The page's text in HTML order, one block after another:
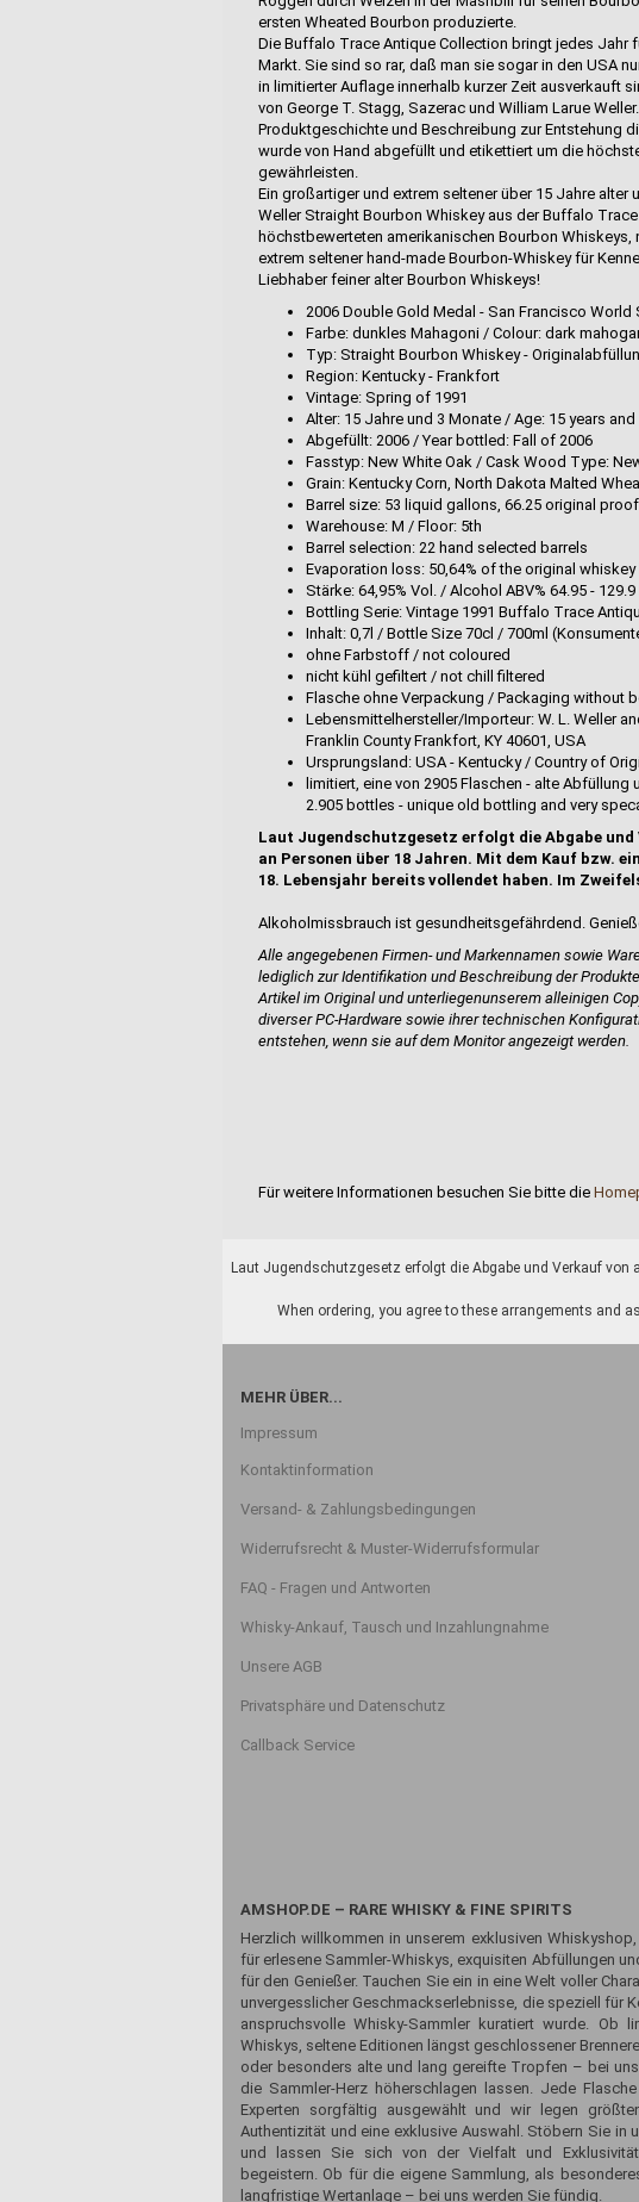
ersten Wheated Bourbon produzierte.
Die Buffalo Trace Antique Collection bringt jedes Jahr
Markt. Sie sind so rar, daß man sie sogar in den USA
in limitierter Auflage innerhalb kurzer Zeit ausverkauft
von George T. Stagg, Sazerac und William Larue
Produktgeschichte und Beschreibung zur Entstehung
wurde von Hand abgefüllt und etikettiert um die
gewährleisten.
Ein großartiger und extrem seltener über 15 Jahre alter
Weller Straight Bourbon Whiskey aus der Buffalo
höchstbewerteten amerikanischen Bourbon
extrem seltener hand-made Bourbon-Whiskey für
Liebhaber feiner alter Bourbon Whiskeys!
2006 Double Gold Medal - San Francisco
Farbe: dunkles Mahagoni / Colour: dark
Typ: Straight Bourbon Whiskey -
Region: Kentucky - Frankfort
Vintage: Spring of 1991
Alter: 15 Jahre und 3 Monate / Age: 15 years
Abgefüllt: 2006 / Year bottled: Fall of 2006
Fasstyp: New White Oak / Cask Wood Type:
Grain: Kentucky Corn, North Dakota Malted
Barrel size: 53 liquid gallons, 66.25 original
Warehouse: M / Floor: 5th
Barrel selection: 22 hand selected barrels
Evaporation loss: 50,64% of the original
Stärke: 64,95% Vol. / Alcohol ABV% 64.95 -
Bottling Serie: Vintage 1991 Buffalo Trace
Inhalt: 0,7l / Bottle Size 70cl / 700ml
ohne Farbstoff / not coloured
nicht kühl gefiltert / not chill filtered
Flasche ohne Verpackung / Packaging without
Lebensmittelhersteller/Importeur: W. L. Weller
Franklin County Frankfort, KY 40601, USA
Ursprungsland: USA - Kentucky / Country of
limitiert, eine von 2905 Flaschen - alte
2.905 bottles - unique old bottling and very
Laut Jugendschutzgesetz erfolgt die Abgabe
an Personen über 18 Jahren. Mit dem Kauf bzw.
18. Lebensjahr bereits vollendet haben. Im
Alkoholmissbrauch ist gesundheitsgefährdend.
Alle angegebenen Firmen- und Markennamen sowie
lediglich zur Identifikation und Beschreibung der
Artikel im Original und unterliegenunserem alleinigen
diverser PC-Hardware sowie ihrer technischen
entstehen, wenn sie auf dem Monitor angezeigt werden.
Für weitere Informationen besuchen Sie bitte die
Laut Jugendschutzgesetz erfolgt die Abgabe und Verkauf von
When ordering, you agree to these arrangements and
MEHR ÜBER...
Impressum
Kontaktinformation
Versand- & Zahlungsbedingungen
Widerrufsrecht & Muster-Widerrufsformular
FAQ - Fragen und Antworten
Whisky-Ankauf, Tausch und Inzahlungnahme
Unsere AGB
Privatsphäre und Datenschutz
Callback Service
AMSHOP.DE – RARE WHISKY & FINE SPIRITS
Herzlich willkommen in unserem exklusiven
für erlesene Sammler-Whiskys, exquisiten Abfüllungen
für den Genießer. Tauchen Sie ein in eine Welt voller
unvergesslicher Geschmackserlebnisse, die speziell für
anspruchsvolle Whisky-Sammler kuratiert wurde. Ob
Whiskys, seltene Editionen längst geschlossener
oder besonders alte und lang gereifte Tropfen – bei
die Sammler-Herz höherschlagen lassen. Jede
Experten sorgfältig ausgewählt und wir legen
Authentizität und eine exklusive Auswahl. Stöbern Sie in
und lassen Sie sich von der Vielfalt und
begeistern. Ob für die eigene Sammlung, als
langfristige Wertanlage – bei uns werden Sie fündig.